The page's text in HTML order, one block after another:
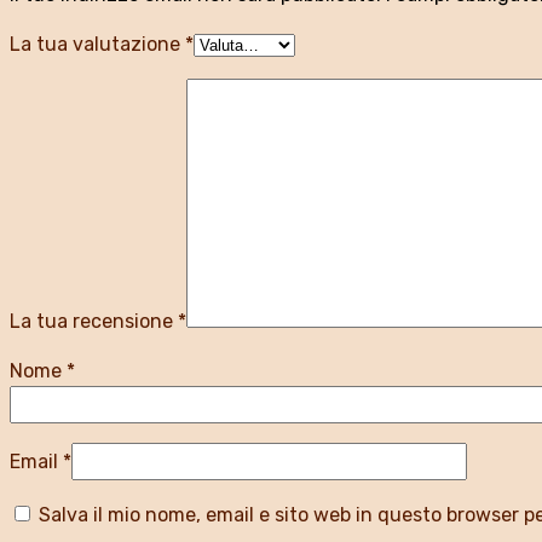
La tua valutazione *
La tua recensione *
Nome *
Email *
Salva il mio nome, email e sito web in questo browser